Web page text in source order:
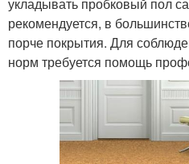
рекомендуется, в
порче покрытия. Для
норм требуется помощь